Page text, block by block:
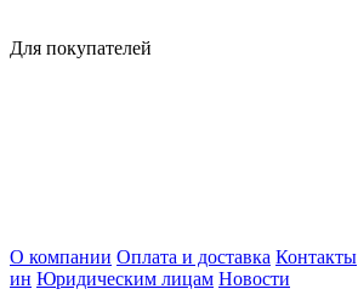
Для покупателей
О компании Оплата и доставка Контакты
ин Юридическим лицам Новости